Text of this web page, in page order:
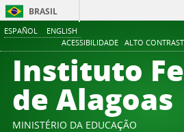
ESPAÑOL ENGLISH
ACESSIBILIDADE ALTO
BRASIL
Instituto
de Alagoas
MINISTÉRIO DA EDUCAÇÃO